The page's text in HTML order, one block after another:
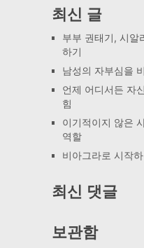
최신 글
부부 권태기, 시알
하기
남성의 자부심을
언제 어디서든 자
힘
이기적이지 않은
역할
비아그라로 시작
최신 댓글
보관함